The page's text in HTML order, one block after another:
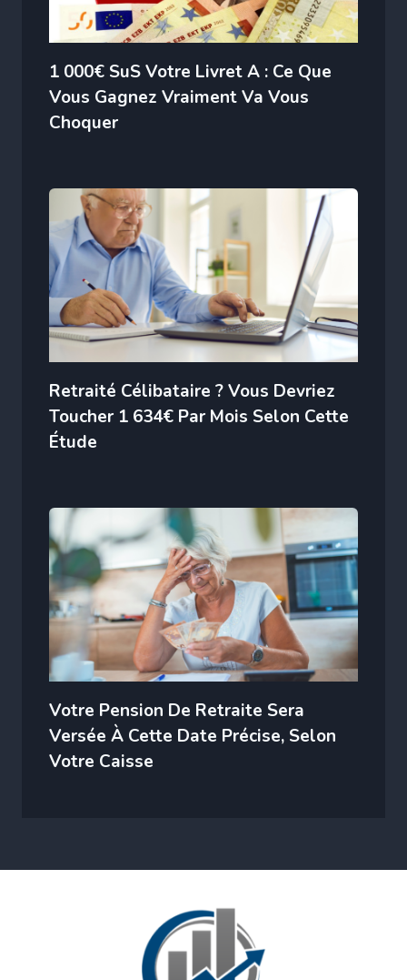
1 000€ SuS Votre Livret A : Ce Que
Vous Gagnez Vraiment Va Vous
Choquer
Retraité Célibataire ? Vous Devriez
Toucher 1 634€ Par Mois Selon Cette
Étude
Votre Pension De Retraite Sera
Versée À Cette Date Précise, Selon
Votre Caisse